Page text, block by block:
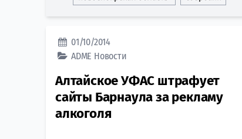
01/10/2014
ADME Новости
Алтайское УФАС штрафует
сайты Барнаула за рекламу
алкоголя